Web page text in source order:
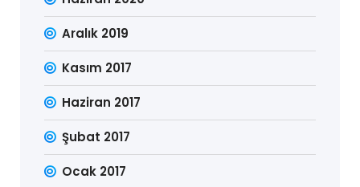
Aralık 2019
Kasım 2017
Haziran 2017
Şubat 2017
Ocak 2017